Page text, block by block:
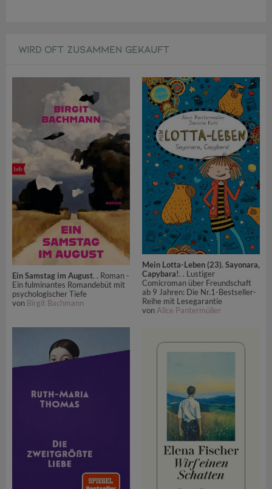
WIRD OFT ZUSAMMEN GEKAUFT
Ein Samstag im August. . Roman -
Ein fulminantes Romandebüt mit
psychologischer Tiefe
von Birgit Bachmann
Mein Lotta-Leben (23). Sayonara,
Capybara!. . Lustiger
Comicroman über Freundschaft
ab 9 Jahren: Die Nr.1-Bestseller-
Reihe mit Lesegarantie
vonAlice Pantermüller